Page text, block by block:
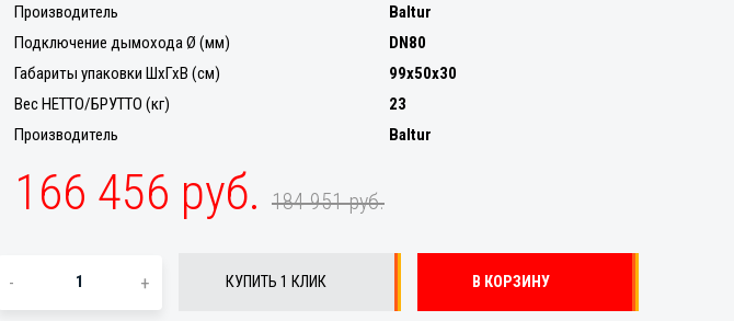
Производитель
Baltur
Подключение дымохода Ø (мм)
DN80
Габариты упаковки ШхГхВ (см)
99x50x30
Вес НЕТТО/БРУТТО (кг)
23
Производитель
Baltur
166 456 руб. 184 951 руб.
- + КУПИТЬ 1 КЛИК В КОРЗИНУ